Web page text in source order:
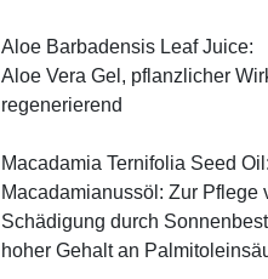
Aloe Barbadensis Leaf Juice:
Aloe Vera Gel, pflanzlicher
regenerierend
Macadamia Ternifolia Seed Oil:
Macadamianussöl: Zur Pflege
Schädigung durch
hoher Gehalt an